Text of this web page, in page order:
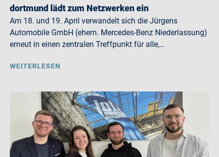
dortmund lädt zum Netzwerken ein
Am 18. und 19. April verwandelt sich die Jürgens
Automobile GmbH (ehem. Mercedes-Benz Niederlassung)
erneut in einen zentralen Treffpunkt für alle,…
WEITERLESEN